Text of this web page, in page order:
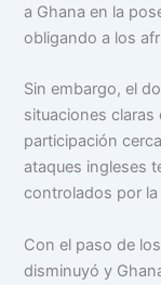
a Ghana en la
obligando a los
Sin embargo, el
situaciones claras
participación
ataques ingleses
controlados por
Con el paso de
disminuyó y